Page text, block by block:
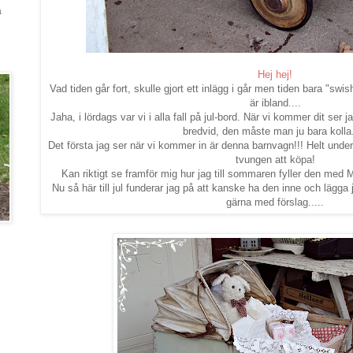
Hej hej!
Vad tiden går fort, skulle gjort ett inlägg i går men tiden bara
är ibland....
Jaha, i lördags var vi i alla fall på jul-bord. När vi kommer dit ser
bredvid, den måste man ju bara
Det första jag ser när vi kommer in är denna barnvagn!!! Helt
tvungen att köpa!
Kan riktigt se framför mig hur jag till sommaren fyller den med
Nu så här till jul funderar jag på att kanske ha den inne och
gärna med förslag.....